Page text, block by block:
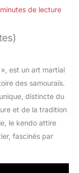
de lecture
est un art martial
des samouraïs.
distincte du
et de la tradition
le kendo attire
fascinés par